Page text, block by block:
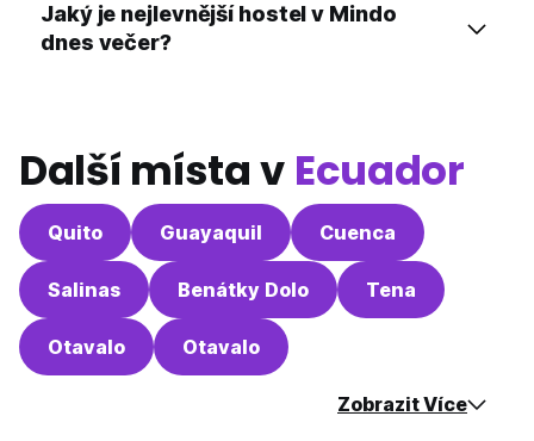
Jaký je nejlevnější hostel v Mindo
dnes večer?
Další místa v Ecuador
Quito Guayaquil Cuenca
Salinas Benátky Dolo Tena
Otavalo Otavalo
Zobrazit Více